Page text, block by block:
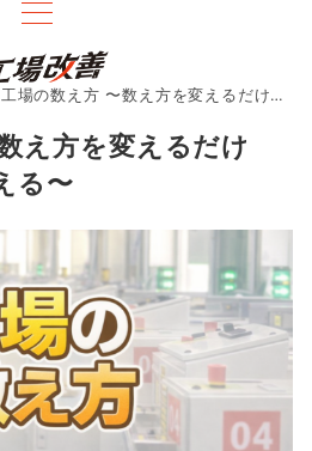
工場の数え方 〜数え方を変えるだけで、工場は見違える〜
え方を変えるだけ
る〜